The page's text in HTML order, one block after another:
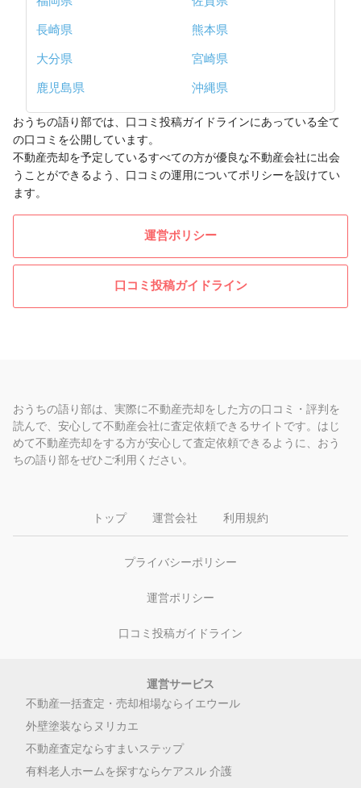
長崎県
熊本県
大分県
宮崎県
鹿児島県
沖縄県
おうちの語り部では、口コミ投稿ガイドラインにあっている全て
の口コミを公開しています。
不動産売却を予定しているすべての方が優良な不動産会社に出会
うことができるよう、口コミの運用についてポリシーを設けてい
ます。
運営ポリシー
口コミ投稿ガイドライン
おうちの語り部は、実際に不動産売却をした方の口コミ・評判を
読んで、安心して不動産会社に査定依頼できるサイトです。はじ
めて不動産売却をする方が安心して査定依頼できるように、おう
ちの語り部をぜひご利用ください。
トップ 運営会社 利用規約
プライバシーポリシー
運営ポリシー
口コミ投稿ガイドライン
運営サービス
不動産一括査定・売却相場ならイエウール
外壁塗装ならヌリカエ
不動産査定ならすまいステップ
有料老人ホームを探すならケアスル 介護